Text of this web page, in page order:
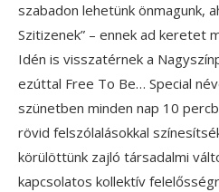
szabadon lehetünk önmagunk,
Szitizenek” – ennek ad keretet
Idén is visszatérnek a
ezúttal Free To Be… Special
szünetben minden nap 10
rövid felszólalásokkal
körülöttünk zajló társadalmi
kapcsolatos kollektív